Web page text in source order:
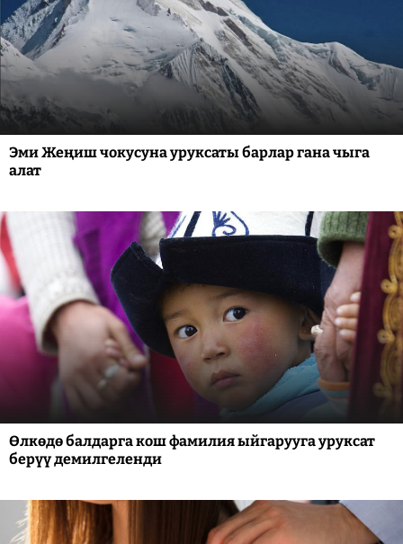
Эми Жеңиш чокусуна уруксаты барлар гана чыга
алат
Өлкөдө балдарга кош фамилия ыйгарууга уруксат
берүү демилгеленди